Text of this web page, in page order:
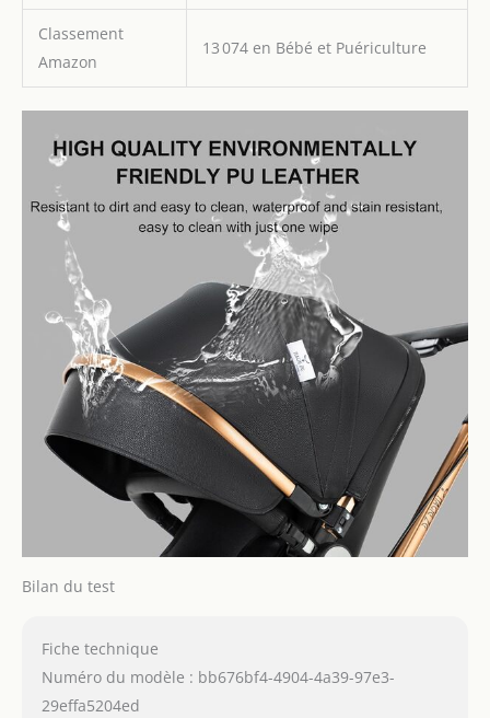
dangers. La poussette
dans toutes les situations
routières grâce à sa
conception antichoc SUV :
deux amortisseurs à
ressort de roue avant et
deux amortisseurs à
ressort de roue arrière.
Classement
Amazon
13 074 en Bébé et Puériculture
Bilan du test
Fiche technique
Numéro du modèle : bb676bf4-4904-4a39-97e3-
29effa5204ed